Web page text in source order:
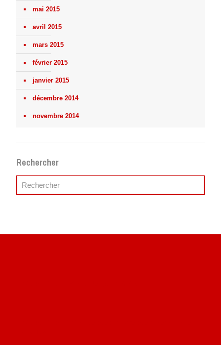
mai 2015
avril 2015
mars 2015
février 2015
janvier 2015
décembre 2014
novembre 2014
Rechercher